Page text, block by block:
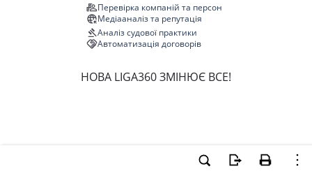
Перевірка компаній та персон
Медіааналіз та репутація
Аналіз судової практики
Автоматизація договорів
НОВА LIGA360 ЗМІНЮЄ ВСЕ!